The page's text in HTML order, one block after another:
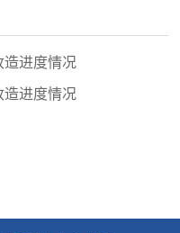
造进度情况
造进度情况